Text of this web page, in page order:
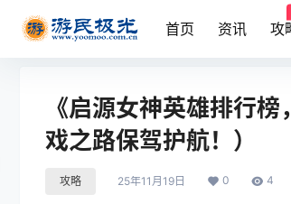
首页 资讯 攻
《启源女神英雄排行
戏之路保驾护航！）
攻略 25年11月19日 0 4